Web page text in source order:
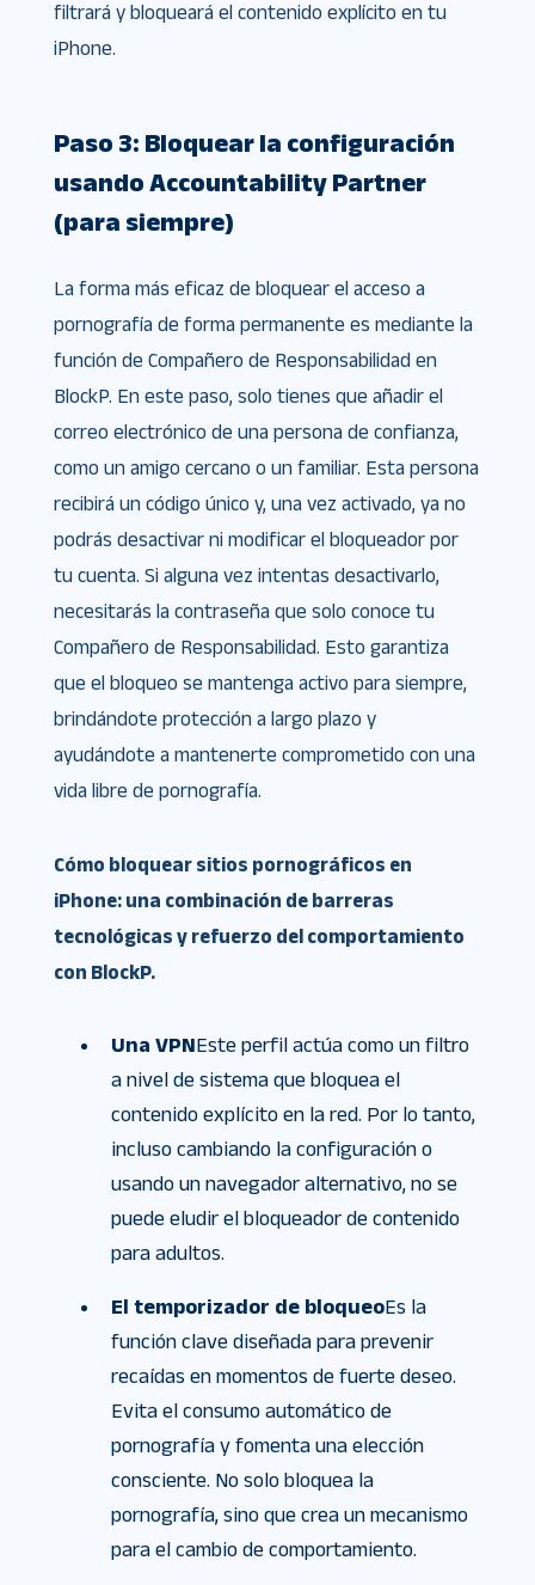
filtrará y bloqueará el contenido explícito en tu
iPhone.
Paso 3: Bloquear la configuración
usando Accountability Partner
(para siempre)
La forma más eficaz de bloquear el acceso a
pornografía de forma permanente es mediante la
función de Compañero de Responsabilidad en
BlockP. En este paso, solo tienes que añadir el
correo electrónico de una persona de confianza,
como un amigo cercano o un familiar. Esta persona
recibirá un código único y, una vez activado, ya no
podrás desactivar ni modificar el bloqueador por
tu cuenta. Si alguna vez intentas desactivarlo,
necesitarás la contraseña que solo conoce tu
Compañero de Responsabilidad. Esto garantiza
que el bloqueo se mantenga activo para siempre,
brindándote protección a largo plazo y
ayudándote a mantenerte comprometido con una
vida libre de pornografía.
Cómo bloquear sitios pornográficos en
iPhone: una combinación de barreras
tecnológicas y refuerzo del comportamiento
con BlockP.
Una VPNEste perfil actúa como un filtro
a nivel de sistema que bloquea el
contenido explícito en la red. Por lo tanto,
incluso cambiando la configuración o
usando un navegador alternativo, no se
puede eludir el bloqueador de contenido
para adultos.
El temporizador de bloqueoEs la
función clave diseñada para prevenir
recaídas en momentos de fuerte deseo.
Evita el consumo automático de
pornografía y fomenta una elección
consciente. No solo bloquea la
pornografía, sino que crea un mecanismo
para el cambio de comportamiento.